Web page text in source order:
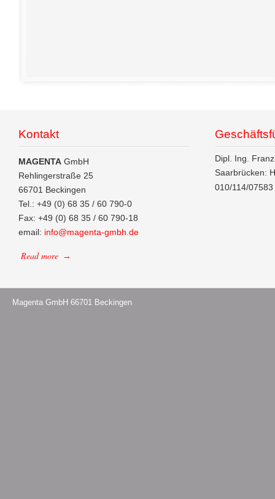
Kontakt
MAGENTA GmbH
Rehlingerstraße 25
66701 Beckingen
Tel.: +49 (0) 68 35 / 60 790-0
Fax: +49 (0) 68 35 / 60 790-18
email: info@magenta-gmbh.de
Read more →
Dipl. Ing.
Saarbrücken:
010/114/07583
Magenta GmbH 66701 Beckingen